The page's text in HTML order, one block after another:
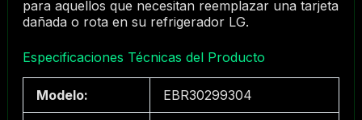
para aquellos que necesitan reemplazar una tarjeta
dañada o rota en su refrigerador LG.
Especificaciones Técnicas del Producto
Modelo: EBR30299304